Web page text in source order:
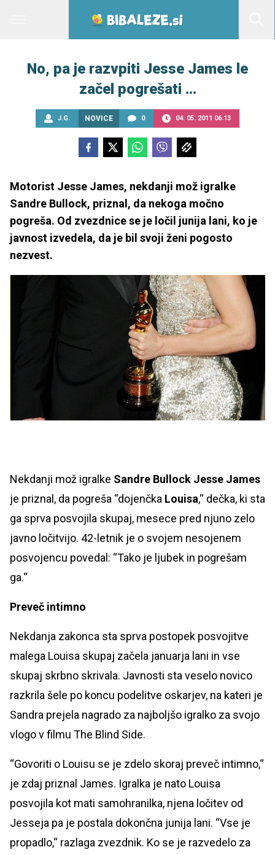
No, pa je razvpiti Jesse James le
začel pogrešati ...
J.G. NOVICE 0 04. 05. 2011 06.13
Motorist Jesse James, nekdanji mož igralke
Sandre Bullock, priznal, da nekoga močno
pogreša. Od zvezdnice se je ločil junija lani, ko je
javnost izvedela, da je bil svoji ženi pogosto
nezvest.
Nekdanji mož igralke Sandre Bullock Jesse James
je priznal, da pogreša “dojenčka Louisa,“ dečka, ki sta
ga sprva posvojila skupaj, mesece pred njuno zelo
javno ločitvijo. 42-letnik je o svojem nesojenem
posvojencu povedal: “Tako je ljubek in pogrešam
ga.“
Preveč intimno
Nekdanja zakonca sta sprva postopek posvojitve
malega Louisa skupaj začela januarja lani in vse
skupaj skrbno skrivala. Javnosti sta veselo novico
razkrila šele po koncu podelitve oskarjev, na kateri je
Sandra prejela nagrado za najboljšo igralko za svojo
vlogo v filmu The Blind Side.
“Govoriti o Louisu se je zdelo skoraj preveč intimno,“
je zdaj priznal James. Igralka je nato Louisa
posvojila kot mati samohranilka, njena ločitev od
Jesseja pa je postala dokončna junija lani. “Vse je
propadlo,“ razlaga zvezdnik. Ko se je razvedelo za